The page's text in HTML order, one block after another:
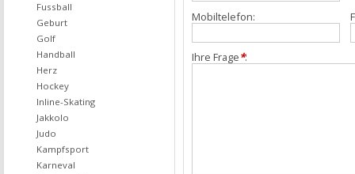
Mobiltelefon:
Ihre Frage*:
Fussball
Geburt
Golf
Handball
Herz
Hockey
Inline-Skating
Jakkolo
Judo
Kampfsport
Karneval